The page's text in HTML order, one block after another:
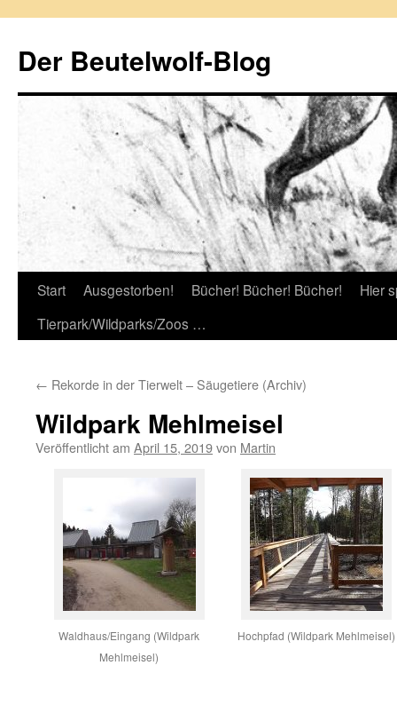
springen
Der Beutelwolf-Blog
Start Ausgestorben! Bücher! Bücher! Bücher!
Hier
Tierpark/Wildparks/Zoos …
← Rekorde in der Tierwelt – Säugetiere (Archiv)
Wildpark Mehlmeisel
Veröffentlicht am April 15, 2019von Martin
Waldhaus/Eingang (Wildpark
Mehlmeisel)
Hochpfad (Wildpark Mehlmeisel)